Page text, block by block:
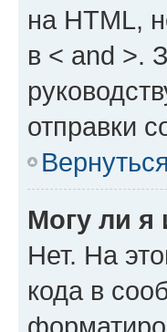
на HTML,
в < and >.
отправки
Могу ли я
Нет. На
кода в